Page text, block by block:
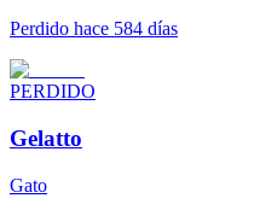
Perdido hace 584 días
PERDIDO
Gelatto
Gato